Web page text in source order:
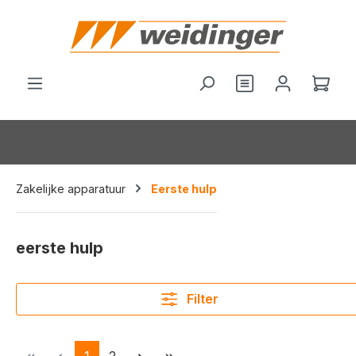
Je hebt 0 items
Zakelijke apparatuur Eerste hulp
eerste hulp
Filter